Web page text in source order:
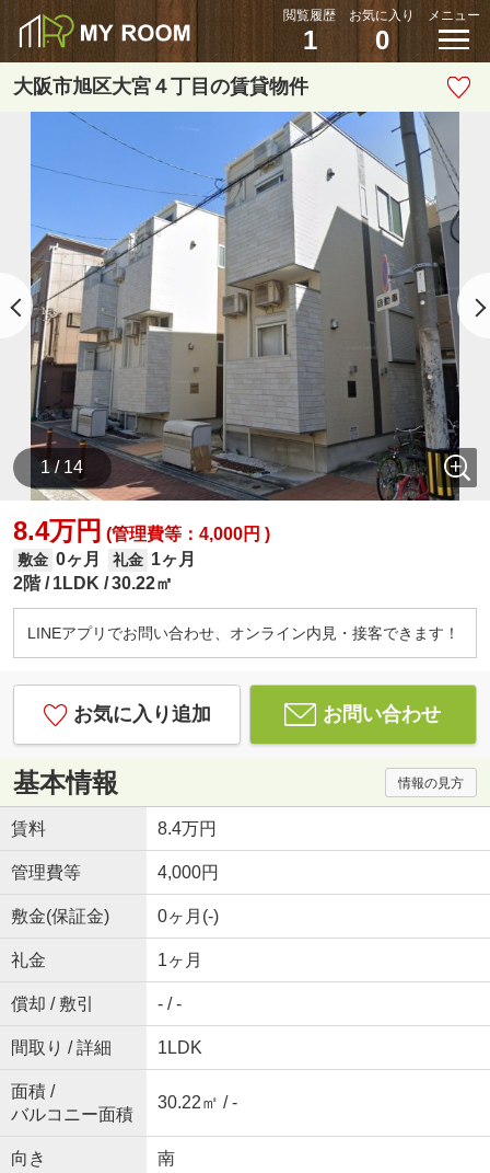
閲覧履歴
1
お気に入り
0
メニュー
大阪市旭区大宮４丁目の賃貸物件
1 / 14
8.4万円 (管理費等：4,000円 )
敷金 0ヶ月 礼金 1ヶ月
2階
1LDK 30.22㎡
LINEアプリでお問い合わせ、オンライン内見・接客できます！
お気に入り追加 お問い合わせ
基本情報 情報の見方
賃料 8.4万円
管理費等 4,000円
敷金(保証金) 0ヶ月(-)
礼金 1ヶ月
償却 / 敷引 - / -
間取り / 詳細 1LDK
面積 /
バルコニー面積
30.22㎡ / -
向き 南